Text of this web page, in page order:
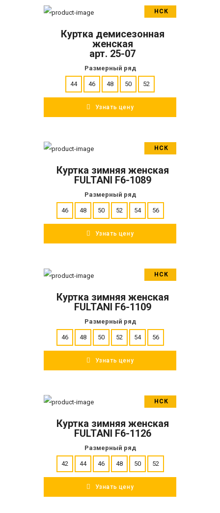
НСК
ПОДРОБНЕЕ
Куртка демисезонная
женская
арт. 25-07
Размерный ряд
44 46 48 50 52
Узнать цену
НСК
ПОДРОБНЕЕ
Куртка зимняя женская
FULTANI F6-1089
Размерный ряд
46 48 50 52 54 56
Узнать цену
НСК
ПОДРОБНЕЕ
Куртка зимняя женская
FULTANI F6-1109
Размерный ряд
46 48 50 52 54 56
Узнать цену
НСК
ПОДРОБНЕЕ
Куртка зимняя женская
FULTANI F6-1126
Размерный ряд
42 44 46 48 50 52
Узнать цену